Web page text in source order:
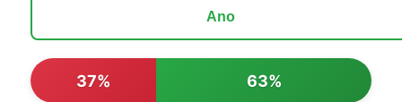
Ano
37% 63%